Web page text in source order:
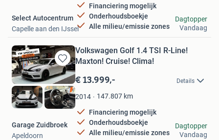
Financiering mogelijk
Onderhoudsboekje
Alle milieu/emissie zones
Select Autocentrum
Capelle aan den IJssel
Dagtopper
Vandaag
Bewaren
in
Mijn
Favorieten
Volkswagen Golf 1.4 TSI R-Line!
Maxton! Cruise! Clima!
€ 13.999,- Details
2014 147.807 km
Financiering mogelijk
Onderhoudsboekje
Alle milieu/emissie zones
Garage Zuidbroek
Apeldoorn
Dagtopper
Vandaag